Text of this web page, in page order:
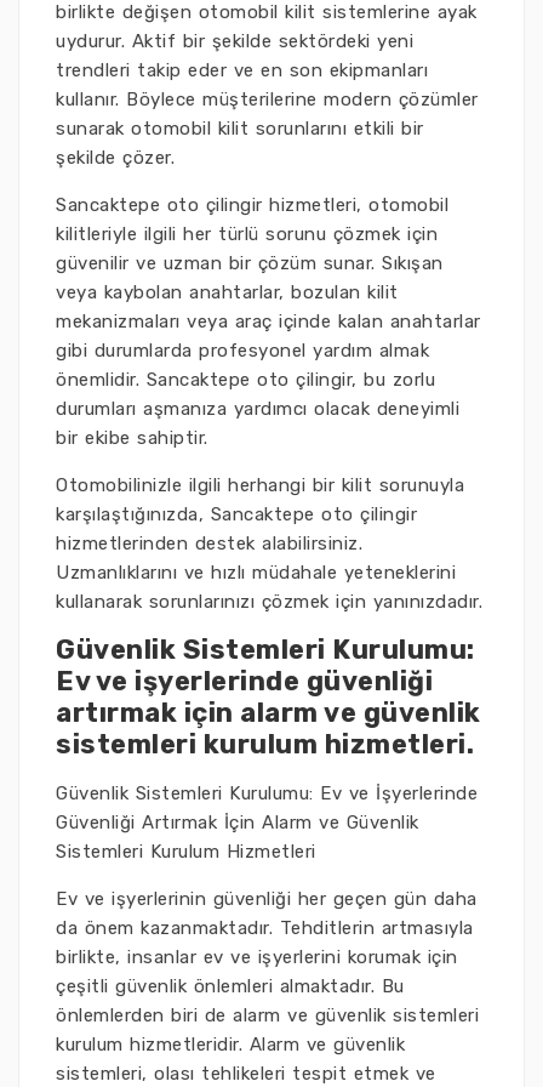
birlikte değişen otomobil kilit sistemlerine ayak
uydurur. Aktif bir şekilde sektördeki yeni
trendleri takip eder ve en son ekipmanları
kullanır. Böylece müşterilerine modern çözümler
sunarak otomobil kilit sorunlarını etkili bir
şekilde çözer.
Sancaktepe oto çilingir hizmetleri, otomobil
kilitleriyle ilgili her türlü sorunu çözmek için
güvenilir ve uzman bir çözüm sunar. Sıkışan
veya kaybolan anahtarlar, bozulan kilit
mekanizmaları veya araç içinde kalan anahtarlar
gibi durumlarda profesyonel yardım almak
önemlidir. Sancaktepe oto çilingir, bu zorlu
durumları aşmanıza yardımcı olacak deneyimli
bir ekibe sahiptir.
Otomobilinizle ilgili herhangi bir kilit sorunuyla
karşılaştığınızda, Sancaktepe oto çilingir
hizmetlerinden destek alabilirsiniz.
Uzmanlıklarını ve hızlı müdahale yeteneklerini
kullanarak sorunlarınızı çözmek için yanınızdadır.
Güvenlik Sistemleri Kurulumu:
Ev ve işyerlerinde güvenliği
artırmak için alarm ve güvenlik
sistemleri kurulum hizmetleri.
Güvenlik Sistemleri Kurulumu: Ev ve İşyerlerinde
Güvenliği Artırmak İçin Alarm ve Güvenlik
Sistemleri Kurulum Hizmetleri
Ev ve işyerlerinin güvenliği her geçen gün daha
da önem kazanmaktadır. Tehditlerin artmasıyla
birlikte, insanlar ev ve işyerlerini korumak için
çeşitli güvenlik önlemleri almaktadır. Bu
önlemlerden biri de alarm ve güvenlik sistemleri
kurulum hizmetleridir. Alarm ve güvenlik
sistemleri, olası tehlikeleri tespit etmek ve